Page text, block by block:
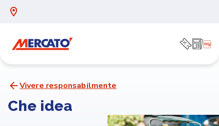
Vivere responsabilmente
Che idea